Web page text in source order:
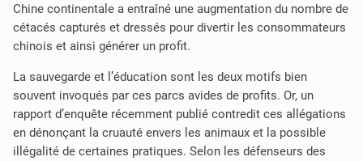
Chine continentale a entraîné une augmentation du nombre de
cétacés capturés et dressés pour divertir les consommateurs
chinois et ainsi générer un profit.
La sauvegarde et l’éducation sont les deux motifs bien
souvent invoqués par ces parcs avides de profits. Or, un
rapport d’enquête récemment publié contredit ces allégations
en dénonçant la cruauté envers les animaux et la possible
illégalité de certaines pratiques. Selon les défenseurs des